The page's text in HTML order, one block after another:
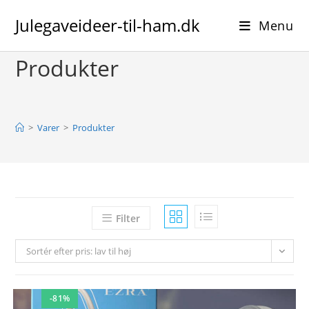
content
Julegaveideer-til-ham.dk Menu
Produkter
> Varer > Produkter
Filter
Sortér efter pris: lav til høj
-81%